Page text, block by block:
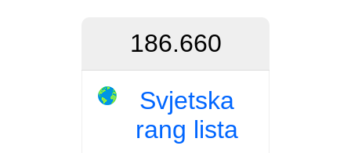
186.660
Svjetska
rang lista